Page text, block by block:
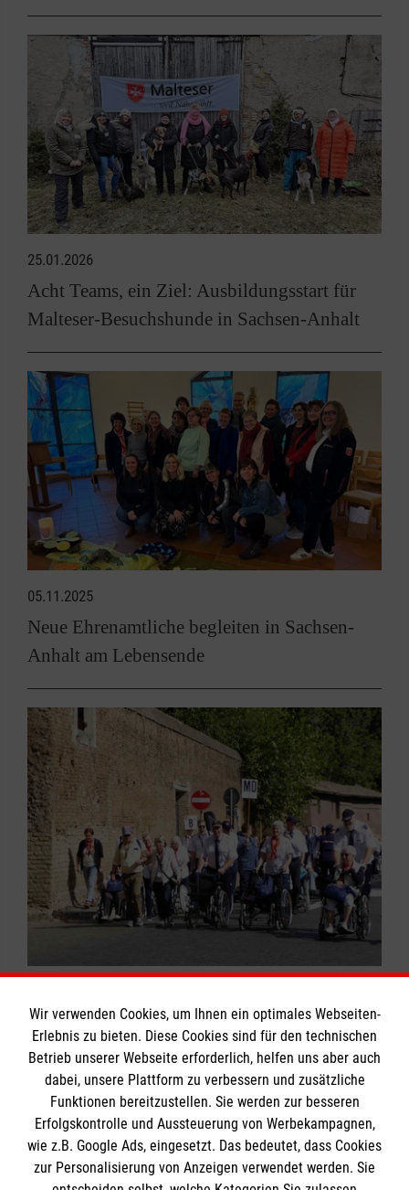
25.01.2026
Acht Teams, ein Ziel: Ausbildungsstart für
Malteser-Besuchshunde in Sachsen-Anhalt
05.11.2025
Neue Ehrenamtliche begleiten in Sachsen-
Anhalt am Lebensende
Mit den Maltesern aus Magdeburg auf
Romwallfahrt 2025
Alle News anzeigen
Wir verwenden Cookies, um Ihnen ein optimales Webseiten-
Erlebnis zu bieten. Diese Cookies sind für den technischen
Betrieb unserer Webseite erforderlich, helfen uns aber auch
dabei, unsere Plattform zu verbessern und zusätzliche
Funktionen bereitzustellen. Sie werden zur besseren
Erfolgskontrolle und Aussteuerung von Werbekampagnen,
wie z.B. Google Ads, eingesetzt. Das bedeutet, dass Cookies
zur Personalisierung von Anzeigen verwendet werden. Sie